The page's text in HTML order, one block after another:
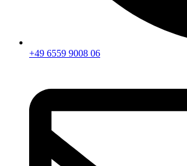
+49 6559 9008 06